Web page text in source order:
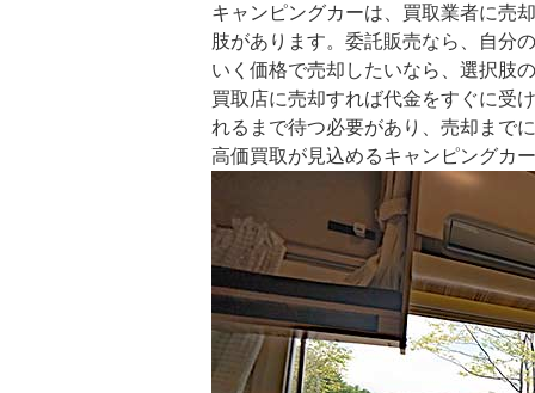
キャンピングカーは、買取業者に売
肢があります。委託販売なら、自分
いく価格で売却したいなら、選択肢
買取店に売却すれば代金をすぐに受
れるまで待つ必要があり、売却まで
高価買取が見込めるキャンピングカ